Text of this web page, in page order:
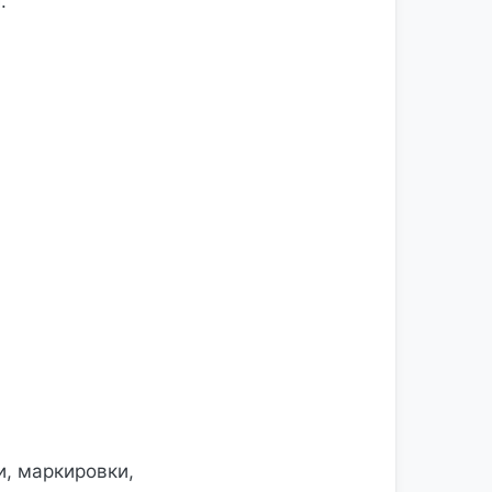
маркировки,